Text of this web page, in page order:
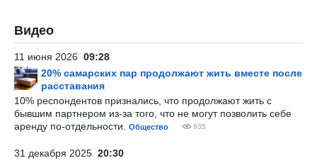
Видео
11 июня 2026 09:28
20% самарских пар продолжают жить вместе после
расставания
10% респондентов признались, что продолжают жить с
бывшим партнером из-за того, что не могут позволить себе
аренду по-отдельности.
Общество 835
31 декабря 2025 20:30